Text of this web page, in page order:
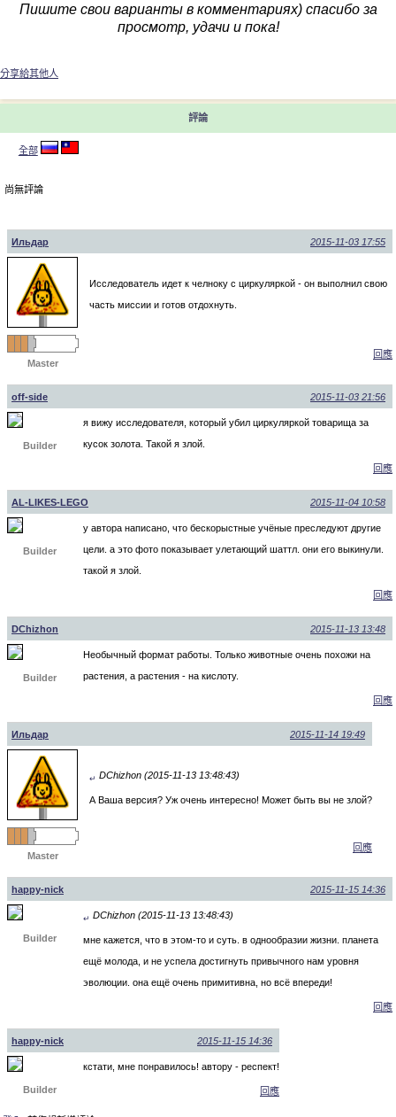
Пишите свои варианты в комментариях) спасибо за
просмотр, удачи и пока!
分享給其他人
評論
全部
尚無評論
Ильдар 2015-11-03 17:55
Master
Исследователь идет к челноку с циркуляркой - он выполнил свою
часть миссии и готов отдохнуть.
回應
off-side 2015-11-03 21:56
Builder
я вижу исследователя, который убил циркуляркой товарища за
кусок золота. Такой я злой.
回應
AL-LIKES-LEGO 2015-11-04 10:58
Builder
у автора написано, что бескорыстные учёные преследуют другие
цели. а это фото показывает улетающий шаттл. они его выкинули.
такой я злой.
回應
DChizhon 2015-11-13 13:48
Builder
Необычный формат работы. Только животные очень похожи на
растения, а растения - на кислоту.
回應
Ильдар 2015-11-14 19:49
Master
↵ DChizhon (2015-11-13 13:48:43)
А Ваша версия? Уж очень интересно! Может быть вы не злой?
回應
happy-nick 2015-11-15 14:36
Builder
↵ DChizhon (2015-11-13 13:48:43)
мне кажется, что в этом-то и суть. в однообразии жизни. планета
ещё молода, и не успела достигнуть привычного нам уровня
эволюции. она ещё очень примитивна, но всё впереди!
回應
happy-nick 2015-11-15 14:36
Builder
кстати, мне понравилось! автору - респект!
回應